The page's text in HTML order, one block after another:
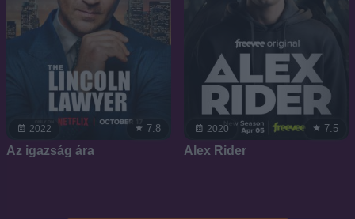
2022 7.8
Az igazság ára
2020 7.5
Alex Rider